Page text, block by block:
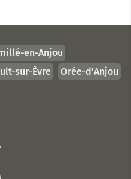
en-Anjou
sur-Èvre
Orée-d’Anjou